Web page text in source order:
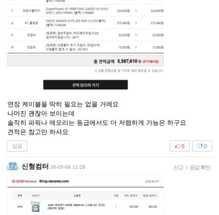
연장 케이블을 딱히 필요는 없을 거에요
나머진 괜찮아 보이는데
솔직히 파워나 메모리는 동급에서도 더 저렴하게 가능은 하구요
견적은 참고만 하셔요
답글 0
0
신형컴터 26-05-08 11:28 신고 | 공감 확인